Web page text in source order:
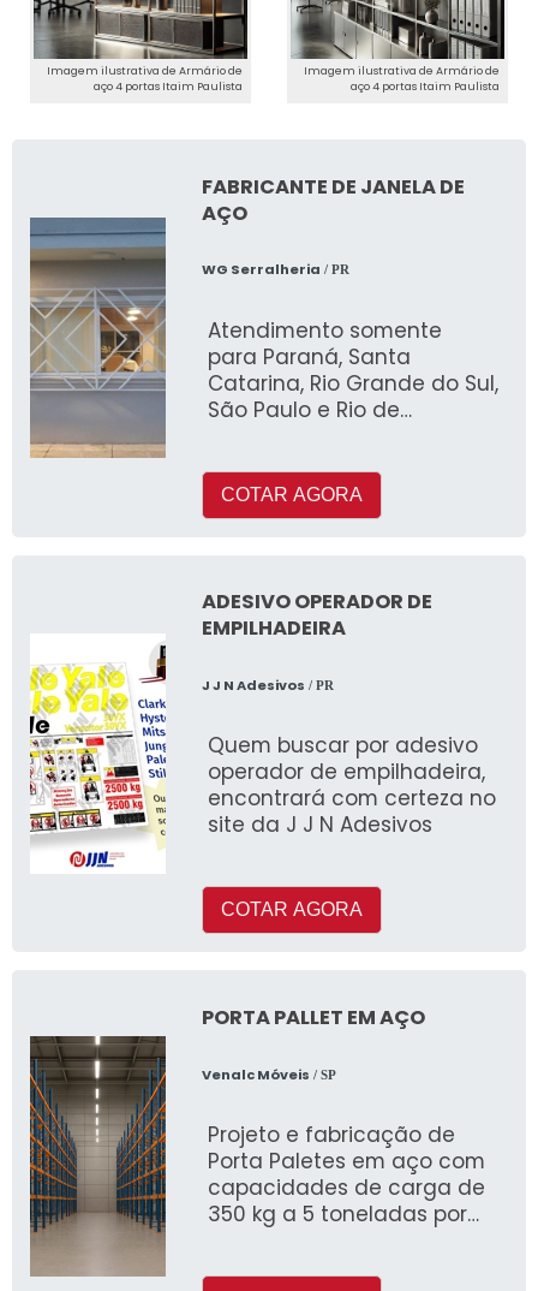
Imagem ilustrativa de Armário de
aço 4 portas Itaim Paulista
Imagem ilustrativa de Armário de
aço 4 portas Itaim Paulista
FABRICANTE DE JANELA DE
AÇO
WG Serralheria / PR
Atendimento somente
para Paraná, Santa
Catarina, Rio Grande do Sul,
São Paulo e Rio de
aço, cer
COTAR AGORA
ADESIVO OPERADOR DE
EMPILHADEIRA
J J N Adesivos / PR
Quem buscar por adesivo
operador de empilhadeira,
encontrará com certeza no
site da J J N Adesivos
COTAR AGORA
PORTA PALLET EM AÇO
Venalc Móveis / SP
Projeto e fabricação de
Porta Paletes em aço com
capacidades de carga de
350 kg a 5 toneladas por